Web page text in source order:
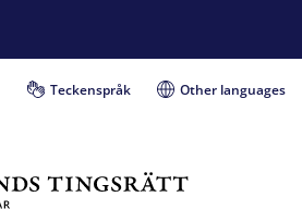
Teckenspråk Other languages